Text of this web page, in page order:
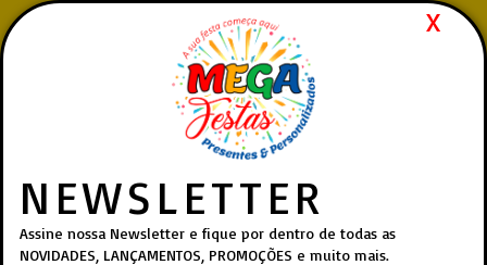
WhatsApp
| Atendimento rápido,
humano e 100% online.
Whatsapp:(27) 99839-4412
X
NEWSLETTER
Assine nossa Newsletter e fique por dentro de todas as
NOVIDADES, LANÇAMENTOS, PROMOÇÕES e muito mais.